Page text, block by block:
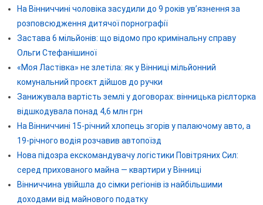
На Вінниччині чоловіка засудили до 9 років ув’язнення за
розповсюдження дитячої порнографії
Застава 6 мільйонів: що відомо про кримінальну справу
Ольги Стефанішиної
«Моя Ластівка» не злетіла: як у Вінниці мільйонний
комунальний проєкт дійшов до ручки
Занижувала вартість землі у договорах: вінницька рієлторка
відшкодувала понад 4,6 млн грн
На Вінниччині 15-річний хлопець згорів у палаючому авто, а
19-річного водія розчавив автопоїзд
Нова підозра екскомандувачу логістики Повітряних Сил:
серед прихованого майна — квартири у Вінниці
Вінниччина увійшла до сімки регіонів із найбільшими
доходами від майнового податку